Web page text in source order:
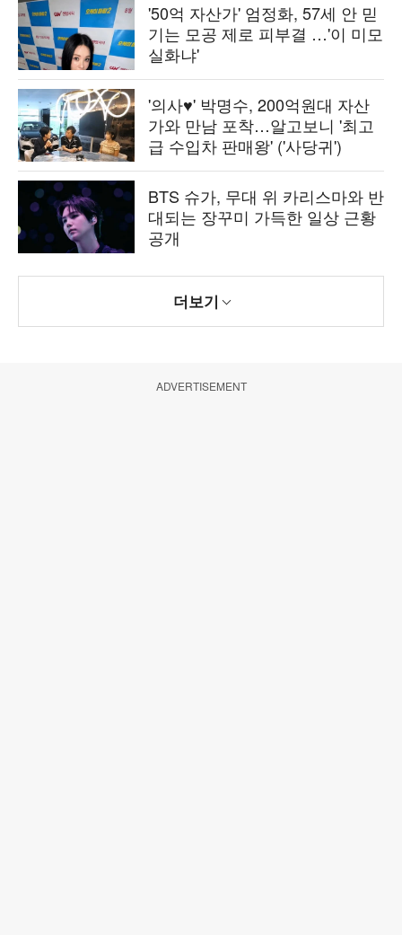
'50억 자산가' 엄정화, 57세 안 믿
기는 모공 제로 피부결 …'이 미모
실화냐'
'의사♥' 박명수, 200억원대 자산
가와 만남 포착…알고보니 '최고
급 수입차 판매왕' ('사당귀')
BTS 슈가, 무대 위 카리스마와 반
대되는 장꾸미 가득한 일상 근황
공개
더보기
ADVERTISEMENT